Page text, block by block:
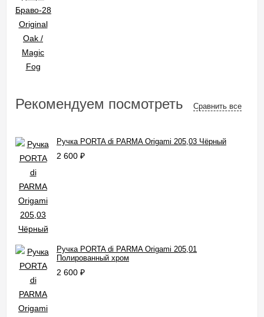
Рекомендуем посмотреть Сравнить все
Ручка PORTA di PARMA Origami 205,03 Чёрный
2 600 ₽
Ручка PORTA di PARMA Origami 205,01
Полированный хром
2 600 ₽